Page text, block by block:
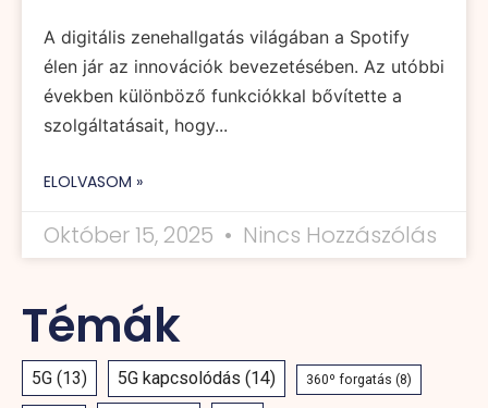
A digitális zenehallgatás világában a Spotify
élen jár az innovációk bevezetésében. Az utóbbi
években különböző funkciókkal bővítette a
szolgáltatásait, hogy...
ELOLVASOM »
Október 15, 2025 Nincs Hozzászólás
Témák
5G (13) 5G kapcsolódás (14) 360º forgatás (8)